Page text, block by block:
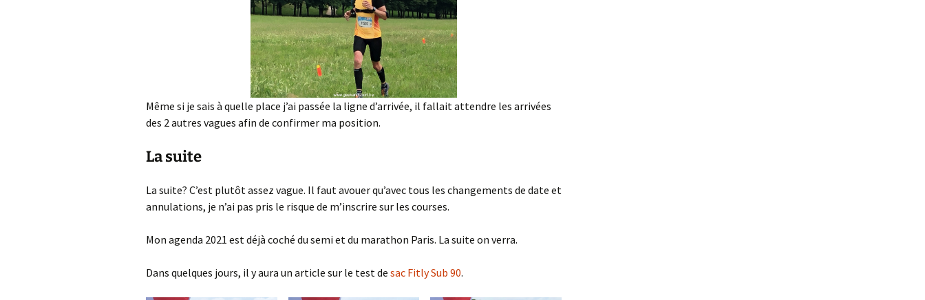
Même si je sais à quelle place j’ai passée la ligne d’arrivée, il fallait attendre les arrivées
des 2 autres vagues afin de confirmer ma position.
La suite
La suite? C’est plutôt assez vague. Il faut avouer qu’avec tous les changements de date et
annulations, je n’ai pas pris le risque de m’inscrire sur les courses.
Mon agenda 2021 est déjà coché du semi et du marathon Paris. La suite on verra.
Dans quelques jours, il y aura un article sur le test de sac Fitly Sub 90.